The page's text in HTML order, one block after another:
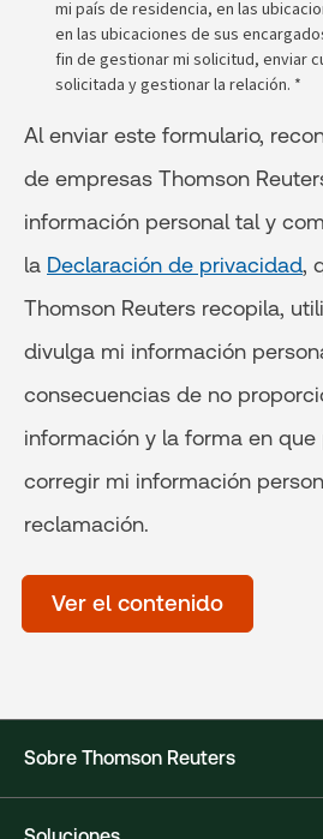
mi país de residencia, en las
en las ubicaciones de sus
fin de gestionar mi solicitud, enviar
solicitada y gestionar la relación. *
Al enviar este formulario,
de empresas Thomson
información personal tal y
la Declaración de privacidad,
Thomson Reuters recopila,
divulga mi información
consecuencias de no
información y la forma en
corregir mi información
reclamación.
of
(Optional)
Ver el contenido
Sobre Thomson Reuters